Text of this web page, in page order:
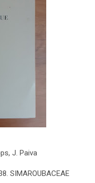
J. Paiva
SIMAROUBACEAE